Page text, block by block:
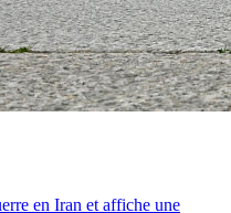
en Iran et affiche une